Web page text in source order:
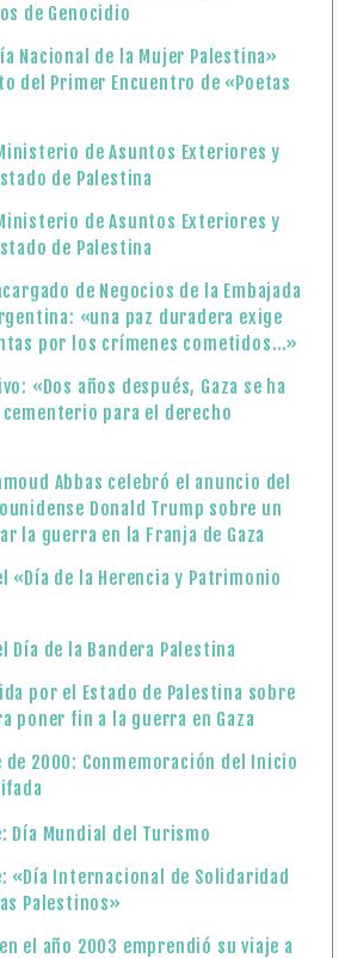
de Genocidio
Nacional de la Mujer Palestina»
del Primer Encuentro de «Poetas
de Asuntos Exteriores y
de Palestina
de Asuntos Exteriores y
de Palestina
de Negocios de la Embajada
«una paz duradera exige
por los crímenes cometidos…»
«Dos años después, Gaza se ha
para el derecho
Abbas celebró el anuncio del
Donald Trump sobre un
la guerra en la Franja de Gaza
«Día de la Herencia y Patrimonio
Día de la Bandera Palestina
por el Estado de Palestina sobre
poner fin a la guerra en Gaza
2000: Conmemoración del Inicio
Día Mundial del Turismo
«Día Internacional de Solidaridad
Palestinos»
el año 2003 emprendió su viaje a